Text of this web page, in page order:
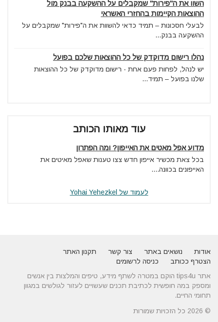
השוו את ה"פירות" שמקבלים על ההשקעה בבנק מול
ההוצאות הקיימות בהחזרי האשראי
לבעלי חסכונות – תמיד כדאי להשוות את ה"פירות" שמקבלים על
ההשקעה בבנק...
נהלו רישום מדוקדק של כל ההוצאות שלכם בפועל
יש לנהל, לפחות פעם אחת - רישום מדוקדק של כל ההוצאות
שלנו בפועל – תמיד...
עוד מאותו הכותב
מדוע אפל מאטים את האייפון? ומה הפתרון
בכל צאת מכשיר אייפון חדש צצו טענות שאפל מאיטים את
האייפונים בכוונה....
לעמוד של Yohai Yehezkel
אודות נושאים באתר צור קשר
תקנון האתר
הצטרף ככותב
כניסה לרשומים
אתר tips4u הוקם במטרה לשתף מידע, טיפים והמלצות בין אנשים
ומספק במה חופשית לכתיבת תכנים שעשויים לעזור לגולשים במגוון
תחומי החיים.
© 2026 כל הזכויות שמורות